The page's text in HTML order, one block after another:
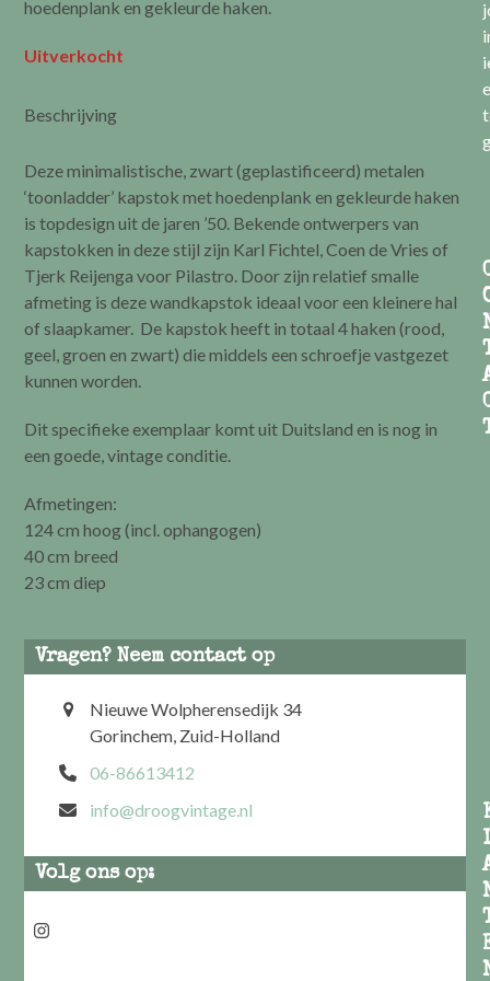
hoedenplank en gekleurde haken.
Uitverkocht
Beschrijving
Deze minimalistische, zwart (geplastificeerd) metalen
‘toonladder’ kapstok met hoedenplank en gekleurde haken
is topdesign uit de jaren ’50. Bekende ontwerpers van
kapstokken in deze stijl zijn Karl Fichtel, Coen de Vries of
Tjerk Reijenga voor Pilastro. Door zijn relatief smalle
afmeting is deze wandkapstok ideaal voor een kleinere hal
of slaapkamer. De kapstok heeft in totaal 4 haken (rood,
geel, groen en zwart) die middels een schroefje vastgezet
kunnen worden.
Dit specifieke exemplaar komt uit Duitsland en is nog in
een goede, vintage conditie.
Afmetingen:
124 cm hoog (incl. ophangogen)
40 cm breed
23 cm diep
Vragen? Neem contact op
Nieuwe Wolpherensedijk 34
Gorinchem, Zuid-Holland
06-86613412
info@droogvintage.nl
Volg ons op:
Instagram